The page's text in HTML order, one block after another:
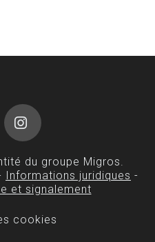
Instagram
du groupe Migros.
Informations juridiques -
et signalement
cookies